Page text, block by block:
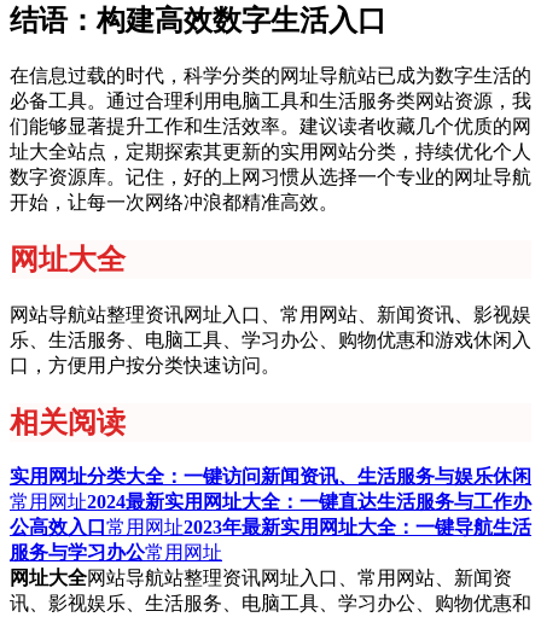
结语：构建高效数字生活入口
在信息过载的时代，科学分类的网址导航站已成为数字生活的
必备工具。通过合理利用电脑工具和生活服务类网站资源，我
们能够显著提升工作和生活效率。建议读者收藏几个优质的网
址大全站点，定期探索其更新的实用网站分类，持续优化个人
数字资源库。记住，好的上网习惯从选择一个专业的网址导航
开始，让每一次网络冲浪都精准高效。
网址大全
网站导航站整理资讯网址入口、常用网站、新闻资讯、影视娱
乐、生活服务、电脑工具、学习办公、购物优惠和游戏休闲入
口，方便用户按分类快速访问。
相关阅读
实用网址分类大全：一键访问新闻资讯、生活服务与娱乐休闲
常用网址2024最新实用网址大全：一键直达生活服务与工作办
公高效入口 常用网址2023年最新实用网址大全：一键导航生活
服务与学习办公常用网址
网址大全网站导航站整理资讯网址入口、常用网站、新闻资
讯、影视娱乐、生活服务、电脑工具、学习办公、购物优惠和